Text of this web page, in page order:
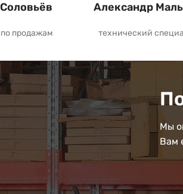
продажам
Александр
технический
Мы
Вам